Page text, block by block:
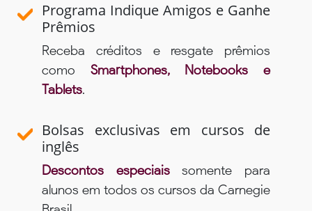
Programa Indique Amigos e Ganhe
Prêmios
Receba créditos e resgate prêmios
como Smartphones, Notebooks e
Tablets.
Bolsas exclusivas em cursos de
inglês
Descontos especiaissomente para
alunos em todos os cursos da Carnegie